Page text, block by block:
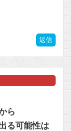
返信
ら
る可能性は